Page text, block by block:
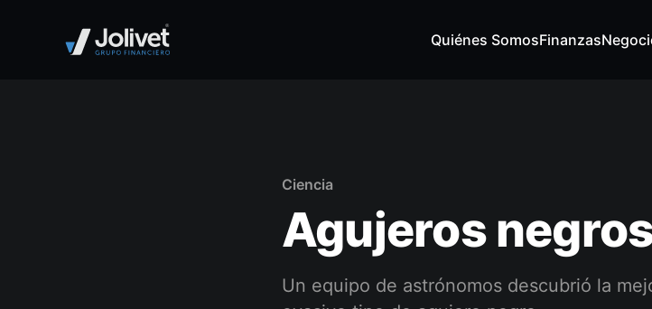
Quiénes SomosFinanzas
Ciencia
Agujeros
Un equipo de astrónomos descubrió la